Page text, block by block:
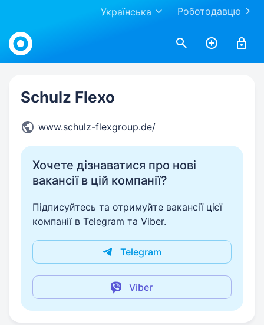
Роботодавцю
Українська
Work.ua
Schulz Flexo
www.schulz-flexgroup.de/
Хочете дізнаватися про нові
вакансії в цій компанії?
Підписуйтесь та отримуйте вакансії цієї
компанії в Telegram та Viber.
Telegram
Viber